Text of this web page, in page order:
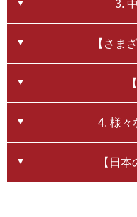
出演：劉 泰松（中国内画芸術
※WEBによる事前予約制で、定
※イベントは終了しました。
3.
【さま
4. 様々
【日